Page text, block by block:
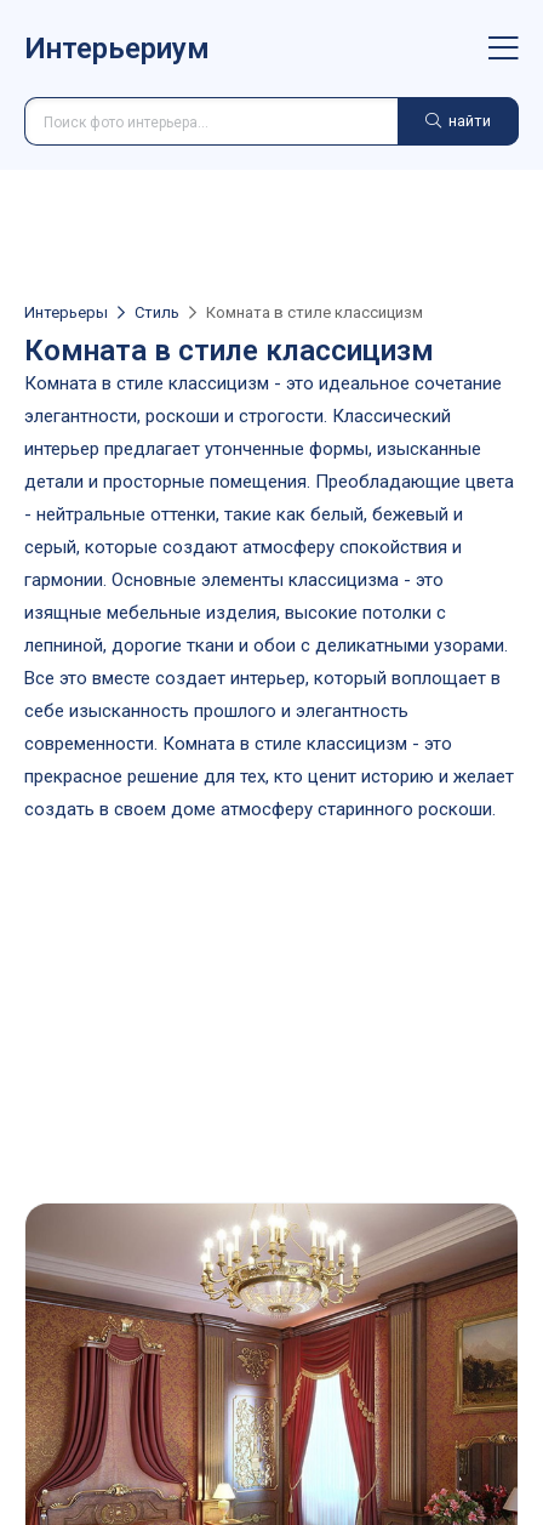
Интерьериум
найти
Интерьеры Стиль Комната в стиле классицизм
Комната в стиле классицизм
Комната в стиле классицизм - это идеальное сочетание
элегантности, роскоши и строгости. Классический
интерьер предлагает утонченные формы, изысканные
детали и просторные помещения. Преобладающие цвета
- нейтральные оттенки, такие как белый, бежевый и
серый, которые создают атмосферу спокойствия и
гармонии. Основные элементы классицизма - это
изящные мебельные изделия, высокие потолки с
лепниной, дорогие ткани и обои с деликатными узорами.
Все это вместе создает интерьер, который воплощает в
себе изысканность прошлого и элегантность
современности. Комната в стиле классицизм - это
прекрасное решение для тех, кто ценит историю и желает
создать в своем доме атмосферу старинного роскоши.